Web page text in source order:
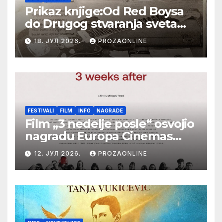
Prikaz knjige:Od Red Boysa
do Drugog stvaranja sveta
(bilo neko vreme pošteno)
(autor- Zlatomira Sremca,
Botoš 2022. godine,
samizdat)
18. ЈУЛ 2026. PROZAONLINE
FESTIVALI FILM INFO NAGRADE
Film „3 nedelje posle“ osvojio
nagradu Europa Cinemas
Label na Filmskom festivalu
u Karlovim Varima
12. ЈУЛ 2026. PROZAONLINE